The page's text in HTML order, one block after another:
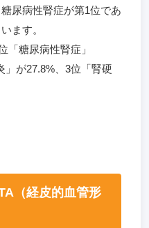
尿病性腎症が第1位であ
ます。
「糖尿病性腎症」
」が27.8%、3位「腎硬
（経皮的血管形